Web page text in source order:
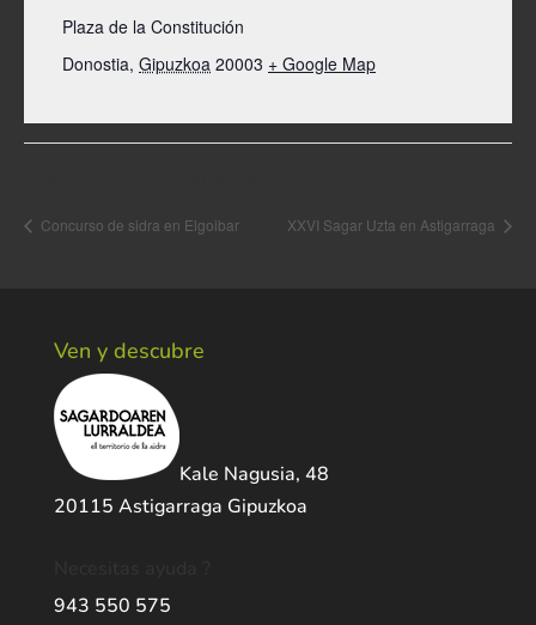
Plaza de la Constitución
Donostia, Gipuzkoa 20003 + Google Map
Concurso de sidra en Elgoibar XXVI Sagar Uzta en Astigarraga
Ven y descubre
Kale Nagusia, 48
20115 Astigarraga Gipuzkoa
943 550 575